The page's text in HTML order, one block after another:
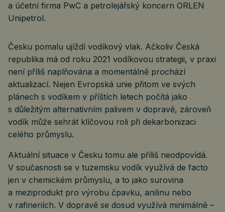
a účetní firma PwC a petrolejářský koncern ORLEN
Unipetrol.
Česku pomalu ujíždí vodíkový vlak. Ačkoliv Česká
republika má od roku 2021 vodíkovou strategii, v praxi
není příliš naplňována a momentálně prochází
aktualizací. Nejen Evropská unie přitom ve svých
plánech s vodíkem v příštích letech počítá jako
s důležitým alternativním palivem v dopravě, zároveň
vodík může sehrát klíčovou roli při dekarbonizaci
celého průmyslu.
Aktuální situace v Česku tomu ale příliš neodpovídá.
V současnosti se v tuzemsku vodík využívá de facto
jen v chemickém průmyslu, a to jako surovina
a meziprodukt pro výrobu čpavku, anilinu nebo
v rafineriích. V dopravě se dosud využívá minimálně –